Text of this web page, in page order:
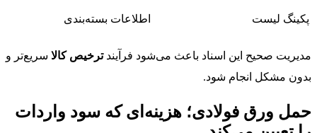
پکینگ لیست اطلاعات بسته‌بندی
مدیریت صحیح این اسناد باعث می‌شود فرآیندترخیص کالا سریع‌تر و
بدون مشکل انجام شود.
حمل ورق فولادی؛ هزینه‌ای که سود واردات